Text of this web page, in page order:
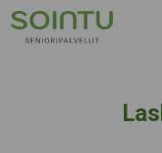
Hyppää sisältöön